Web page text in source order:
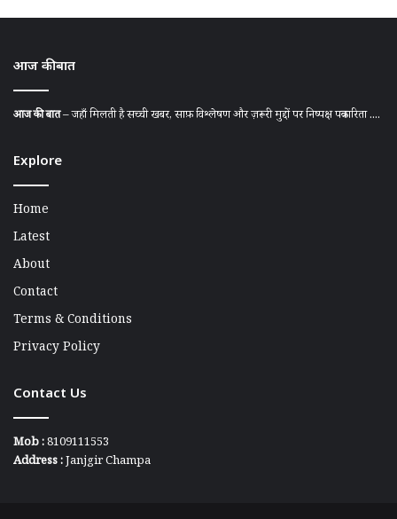
आज की बात
आज की बात– जहाँ मिलती है सच्ची खबर, साफ़ विश्लेषण और ज़रूरी मुद्दों पर निष्पक्ष पत्रकारिता ....
Explore
Home
Latest
About
Contact
Terms & Conditions
Privacy Policy
Contact Us
Mob :8109111553
Address :Janjgir Champa